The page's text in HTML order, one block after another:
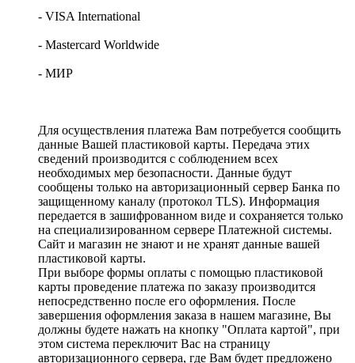
- VISA International
- Mastercard Worldwide
- МИР
Для осуществления платежа Вам потребуется сообщить
данные Вашей пластиковой карты. Передача этих
сведений производится с соблюдением всех
необходимых мер безопасности. Данные будут
сообщены только на авторизационный сервер Банка по
защищенному каналу (протокол TLS). Информация
передается в зашифрованном виде и сохраняется только
на специализированном сервере Платежной системы.
Сайт и магазин не знают и не хранят данные вашей
пластиковой карты.
При выборе формы оплаты с помощью пластиковой
карты проведение платежа по заказу производится
непосредственно после его оформления. После
завершения оформления заказа в нашем магазине, Вы
должны будете нажать на кнопку "Оплата картой", при
этом система переключит Вас на страницу
авторизационного сервера, где Вам будет предложено